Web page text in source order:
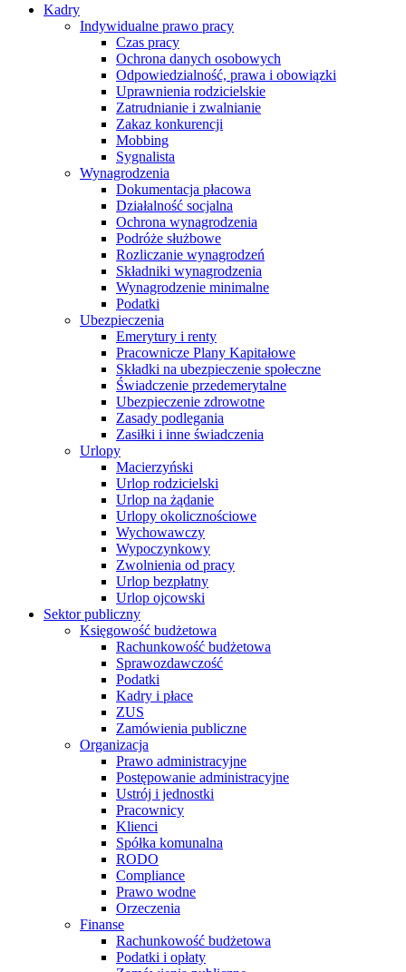
Kadry
Indywidualne prawo pracy
Czas pracy
Ochrona danych osobowych
Odpowiedzialność, prawa i obowiązki
Uprawnienia rodzicielskie
Zatrudnianie i zwalnianie
Zakaz konkurencji
Mobbing
Sygnalista
Wynagrodzenia
Dokumentacja płacowa
Działalność socjalna
Ochrona wynagrodzenia
Podróże służbowe
Rozliczanie wynagrodzeń
Składniki wynagrodzenia
Wynagrodzenie minimalne
Podatki
Ubezpieczenia
Emerytury i renty
Pracownicze Plany Kapitałowe
Składki na ubezpieczenie społeczne
Świadczenie przedemerytalne
Ubezpieczenie zdrowotne
Zasady podlegania
Zasiłki i inne świadczenia
Urlopy
Macierzyński
Urlop rodzicielski
Urlop na żądanie
Urlopy okolicznościowe
Wychowawczy
Wypoczynkowy
Zwolnienia od pracy
Urlop bezpłatny
Urlop ojcowski
Sektor publiczny
Księgowość budżetowa
Rachunkowość budżetowa
Sprawozdawczość
Podatki
Kadry i płace
ZUS
Zamówienia publiczne
Organizacja
Prawo administracyjne
Postępowanie administracyjne
Ustrój i jednostki
Pracownicy
Klienci
Spółka komunalna
RODO
Compliance
Prawo wodne
Orzeczenia
Finanse
Rachunkowość budżetowa
Podatki i opłaty